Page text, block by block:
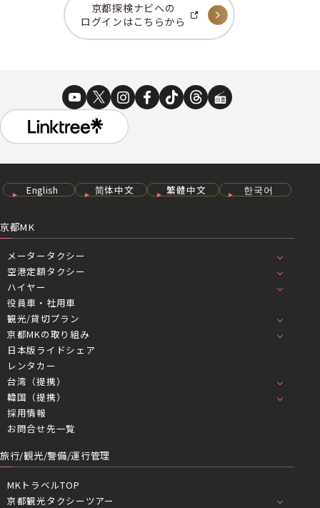
京都探検ナビへの
ログインはこちらから
English 简体中文 繁體中文 한국어
京都MK
メータータクシー
空港定額タクシー
ハイヤー
役員車・社用車
観光/貸切プラン
京都MKの取り組み
日本版ライドシェア
レンタカー
台湾（提携）
韓国（提携）
採用情報
お問合せ先一覧
旅行/観光/警備/運行管理
MKトラベルTOP
京都観光タクシーツアー